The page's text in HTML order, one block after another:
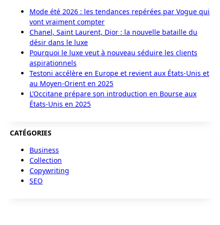
Mode été 2026 : les tendances repérées par Vogue qui
vont vraiment compter
Chanel, Saint Laurent, Dior : la nouvelle bataille du
désir dans le luxe
Pourquoi le luxe veut à nouveau séduire les clients
aspirationnels
Testoni accélère en Europe et revient aux États-Unis et
au Moyen-Orient en 2025
L’Occitane prépare son introduction en Bourse aux
États-Unis en 2025
CATÉGORIES
Business
Collection
Copywriting
SEO